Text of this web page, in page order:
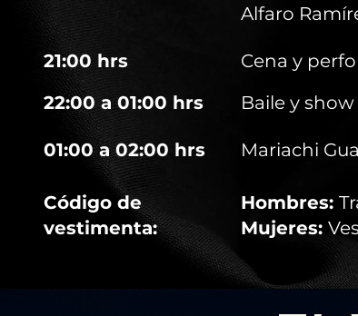
Alfaro
21:00 hrs
Cena y
22:00 a 01:00 hrs
Baile y
01:00 a 02:00 hrs Mariachi
Código de
vestimenta:
Hombres:
Mujeres: